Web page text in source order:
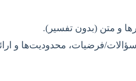
و متن (بدون تفسیر).
فرضیات، محدودیت‌ها و